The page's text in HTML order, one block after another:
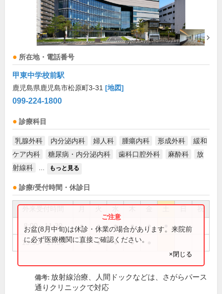
所在地・電話番号
甲東中学校前駅
鹿児島県鹿児島市松原町3-31 [地図]
099-224-1800
診療科目
乳腺外科 内分泌内科 婦人科 腫瘍内科 形成外科
緩和
ケア内科
糖尿病・内分泌内科 歯科口腔外科 麻酔科
放
射線科
もっと見る
診療/受付時間・休診日
祝
8:00～11:30 ● ● ● ● ●
13:30～17:00 ● ● ● ●
お盆(8月中旬)は休診・休業の場合があります。来院前
に必ず医療機関に直接ご確認ください。
×閉じる
備考: 放射線治療、人間ドックなどは、さがらパース
通りクリニックで対応